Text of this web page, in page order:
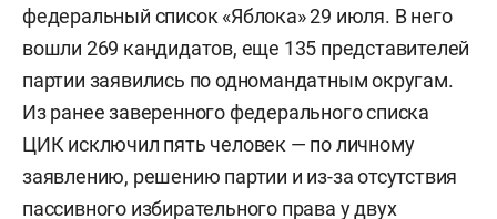
федеральный список «Яблока» 29 июля. В него
вошли 269 кандидатов, еще 135 представителей
партии заявились по одномандатным округам.
Из ранее заверенного федерального списка
ЦИК исключил пять человек — по личному
заявлению, решению партии и из-за отсутствия
пассивного избирательного права у двух